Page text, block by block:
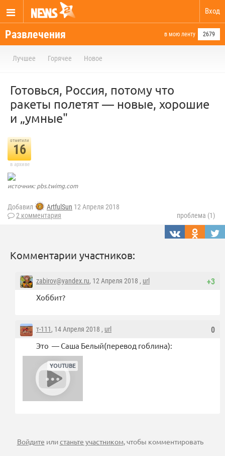
Вход
Развлечения в мою ленту 2679
Лучшее Горячее Новое
Готовься, Россия, потому что
ракеты полетят — новые, хорошие
и „умные"
отметили
16
в архиве
источник: pbs.twimg.com
Добавил ArtfulSun 12 Апреля 2018
2 комментария
проблема (1)
Комментарии участников:
+3
zabirov@yandex.ru, 12 Апреля 2018 , url
Хоббит?
0
т-111, 14 Апреля 2018 , url
Это — Саша Белый(перевод гоблина):
Войдите илистаньте участником, чтобы комментировать